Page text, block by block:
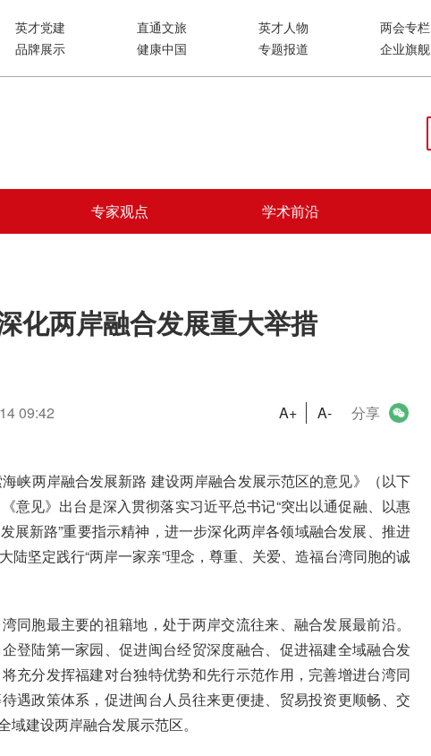
英才党建 直通文旅 英才人物 两会专栏
品牌展示 健康中国 专题报道 企业旗舰
专家观点 学术前沿
化两岸融合发展重大举措
09:42 A+ A- 分享
峡两岸融合发展新路 建设两岸融合发展示范区的意见》（以下
意见》出台是深入贯彻落实习近平总书记“突出以通促融、以惠
展新路”重要指示精神，进一步深化两岸各领域融合发展、推进
陆坚定践行“两岸一家亲”理念，尊重、关爱、造福台湾同胞的诚
胞最主要的祖籍地，处于两岸交流往来、融合发展最前沿。
登陆第一家园、促进闽台经贸深度融合、促进福建全域融合发
充分发挥福建对台独特优势和先行示范作用，完善增进台湾同
遇政策体系，促进闽台人员往来更便捷、贸易投资更顺畅、交
建设两岸融合发展示范区。